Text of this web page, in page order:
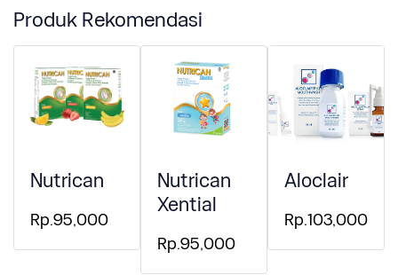
Produk Rekomendasi
Nutrican
Rp.95,000
Nutrican
Xential
Rp.95,000
Aloclair
Rp.103,000